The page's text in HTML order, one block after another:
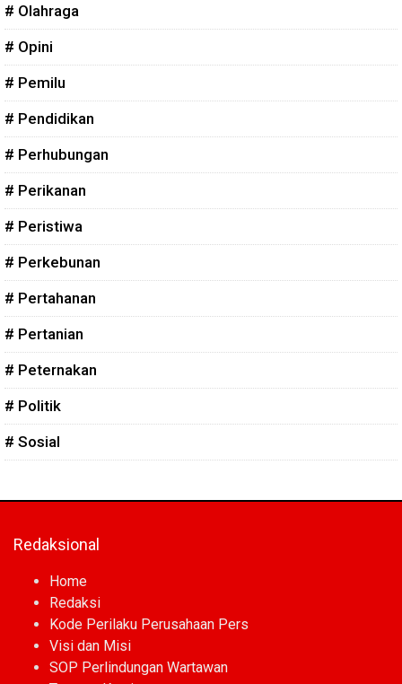
# Olahraga
# Opini
# Pemilu
# Pendidikan
# Perhubungan
# Perikanan
# Peristiwa
# Perkebunan
# Pertahanan
# Pertanian
# Peternakan
# Politik
# Sosial
Redaksional
Home
Redaksi
Kode Perilaku Perusahaan Pers
Visi dan Misi
SOP Perlindungan Wartawan